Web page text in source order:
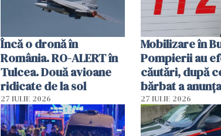
Încă o dronă în
România. RO-ALERT în
Tulcea. Două avioane
ridicate de la sol
27 IULIE 2026
Mobilizare în
Pompierii au
căutări, după
bărbat a
că a văzut un
luminos
27 IULIE 2026